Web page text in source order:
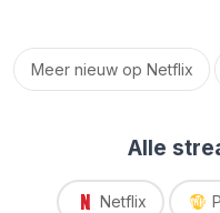
Meer nieuw op Netflix
Alle
Netflix